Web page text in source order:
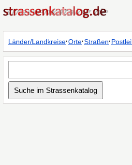
Länder/Landkreise·Orte·Straßen·